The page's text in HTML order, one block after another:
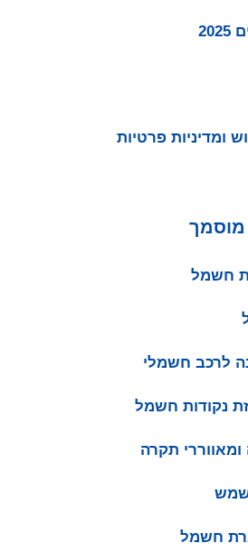
ומדיניות פרטיות
מוסמך
חשמל
לרכב חשמלי
נקודות חשמל
תקרה
חשמל